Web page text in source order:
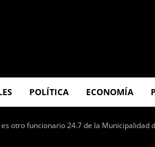
POLÍTICA ECONOMÍA
otro funcionario 24.7 de la Municipalidad